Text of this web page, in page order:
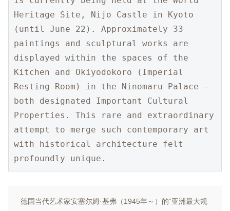
Heritage Site, Nijo Castle in Kyoto
(until June 22). Approximately 33
paintings and sculptural works are
displayed within the spaces of the
Kitchen and Okiyodokoro (Imperial
Resting Room) in the Ninomaru Palace —
both designated Important Cultural
Properties. This rare and extraordinary
attempt to merge such contemporary art
with historical architecture felt
profoundly unique.
德国当代艺术家安塞尔姆·基弗（1945年～）的“亚洲最大规